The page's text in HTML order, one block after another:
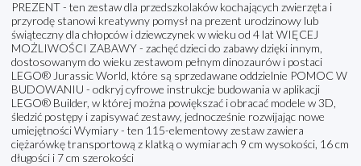
PREZENT - ten zestaw dla przedszkolaków kochających zwierzęta i
przyrodę stanowi kreatywny pomysł na prezent urodzinowy lub
świąteczny dla chłopców i dziewczynek w wieku od 4 lat WIĘCEJ
MOŻLIWOŚCI ZABAWY - zachęć dzieci do zabawy dzięki innym,
dostosowanym do wieku zestawom pełnym dinozaurów i postaci
LEGO® Jurassic World, które są sprzedawane oddzielnie POMOC W
BUDOWANIU - odkryj cyfrowe instrukcje budowania w aplikacji
LEGO® Builder, w której można powiększać i obracać modele w 3D,
śledzić postępy i zapisywać zestawy, jednocześnie rozwijając nowe
umiejętności Wymiary - ten 115-elementowy zestaw zawiera
ciężarówkę transportową z klatką o wymiarach 9 cm wysokości, 16 cm
długości i 7 cm szerokości